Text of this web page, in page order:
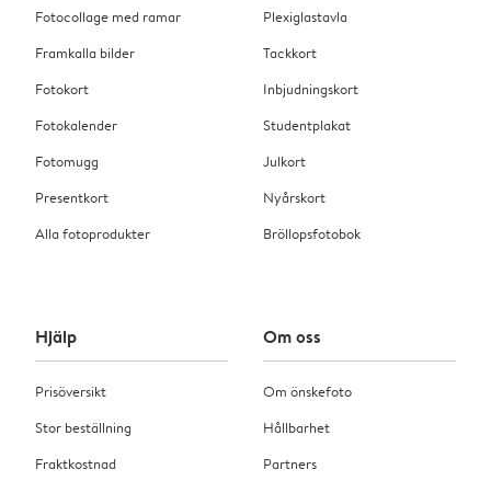
Fotocollage med ramar
Framkalla bilder
Fotokort
Fotokalender
Fotomugg
Presentkort
Alla fotoprodukter
Plexiglastavla
Tackkort
Inbjudningskort
Studentplakat
Julkort
Nyårskort
Bröllopsfotobok
Hjälp
Prisöversikt
Stor beställning
Fraktkostnad
Om oss
Om önskefoto
Hållbarhet
Partners